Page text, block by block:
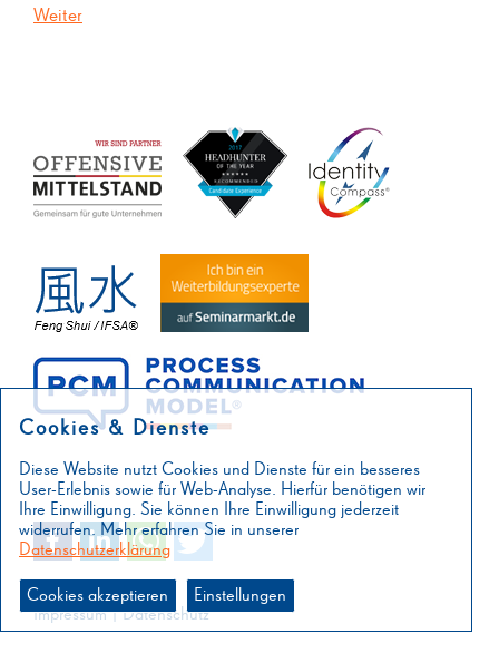
Weiter
Impressum|Datenschutz
Cookies & Dienste
Diese Website nutzt Cookies und Dienste für ein besseres
User-Erlebnis sowie für Web-Analyse. Hierfür benötigen wir
Ihre Einwilligung. Sie können Ihre Einwilligung jederzeit
widerrufen. Mehr erfahren Sie in unserer
Datenschutzerklärung
Cookies akzeptieren Einstellungen